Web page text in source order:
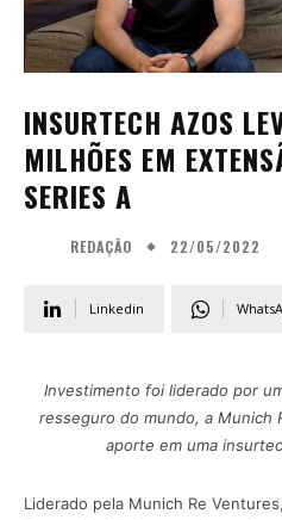
INSURTECH AZOS
MILHÕES EM
SERIES A
REDAÇÃO 22/05/2022
Linkedin
Investimento foi liderado por
resseguro do mundo, a Munich
aporte em uma
Liderado pela Munich Re